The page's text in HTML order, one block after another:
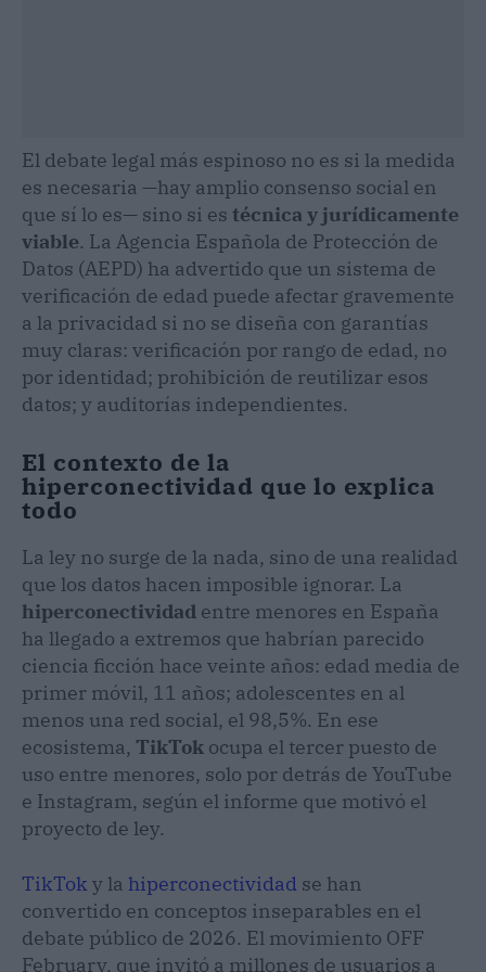
El debate legal más espinoso no es si la medida
es necesaria —hay amplio consenso social en
que sí lo es— sino si es técnica y jurídicamente
viable. La Agencia Española de Protección de
Datos (AEPD) ha advertido que un sistema de
verificación de edad puede afectar gravemente
a la privacidad si no se diseña con garantías
muy claras: verificación por rango de edad, no
por identidad; prohibición de reutilizar esos
datos; y auditorías independientes.
El contexto de la
hiperconectividad que lo explica
todo
La ley no surge de la nada, sino de una realidad
que los datos hacen imposible ignorar. La
hiperconectividad entre menores en España
ha llegado a extremos que habrían parecido
ciencia ficción hace veinte años: edad media de
primer móvil, 11 años; adolescentes en al
menos una red social, el 98,5%. En ese
ecosistema, TikTok ocupa el tercer puesto de
uso entre menores, solo por detrás de YouTube
e Instagram, según el informe que motivó el
proyecto de ley.
TikTok y la hiperconectividad se han
convertido en conceptos inseparables en el
debate público de 2026. El movimiento OFF
February, que invitó a millones de usuarios a